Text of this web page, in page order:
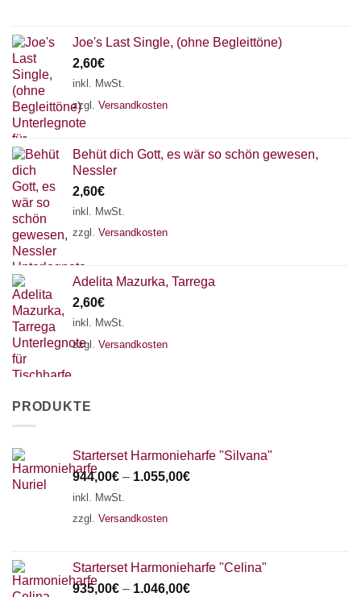
Joe's Last Single, (ohne Begleittöne)
2,60€
inkl. MwSt.
zzgl. Versandkosten
Behüt dich Gott, es wär so schön gewesen,
Nessler
2,60€
inkl. MwSt.
zzgl. Versandkosten
Adelita Mazurka, Tarrega
2,60€
inkl. MwSt.
zzgl. Versandkosten
PRODUKTE
Starterset Harmonieharfe "Silvana"
944,00€ – 1.055,00€
inkl. MwSt.
zzgl. Versandkosten
Starterset Harmonieharfe "Celina"
935,00€ – 1.046,00€